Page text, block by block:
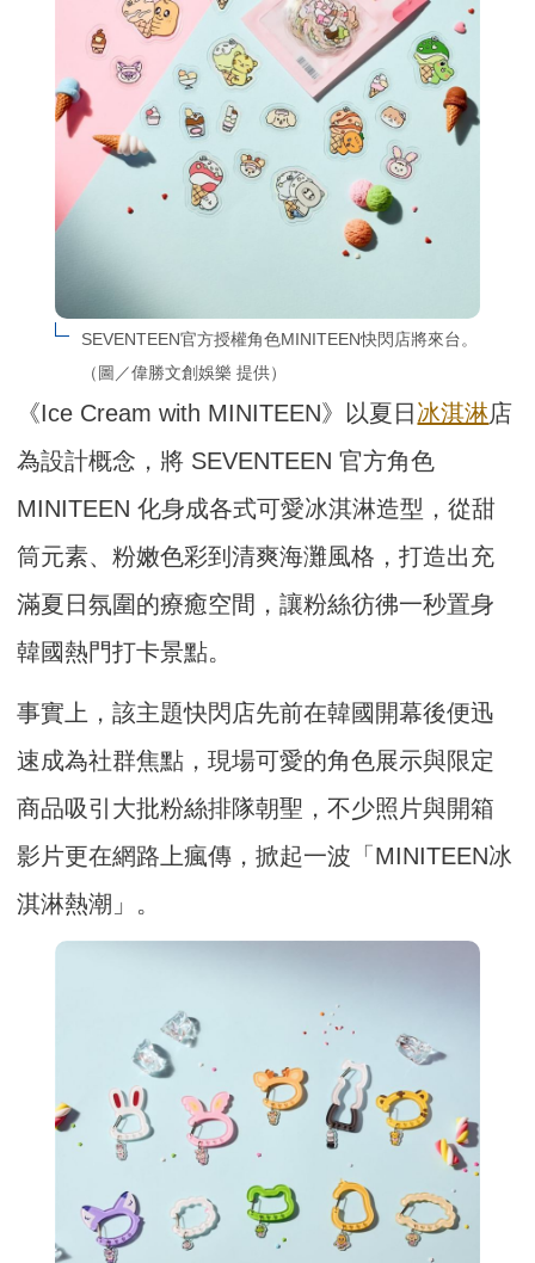
SEVENTEEN官方授權角色MINITEEN快閃店將來台。
（圖／偉勝文創娛樂 提供）
《Ice Cream with MINITEEN》以夏日 冰淇淋店
為設計概念，將 SEVENTEEN 官方角色
MINITEEN 化身成各式可愛冰淇淋造型，從甜
筒元素、粉嫩色彩到清爽海灘風格，打造出充
滿夏日氛圍的療癒空間，讓粉絲彷彿一秒置身
韓國熱門打卡景點。
事實上，該主題快閃店先前在韓國開幕後便迅
速成為社群焦點，現場可愛的角色展示與限定
商品吸引大批粉絲排隊朝聖，不少照片與開箱
影片更在網路上瘋傳，掀起一波「MINITEEN冰
淇淋熱潮」。